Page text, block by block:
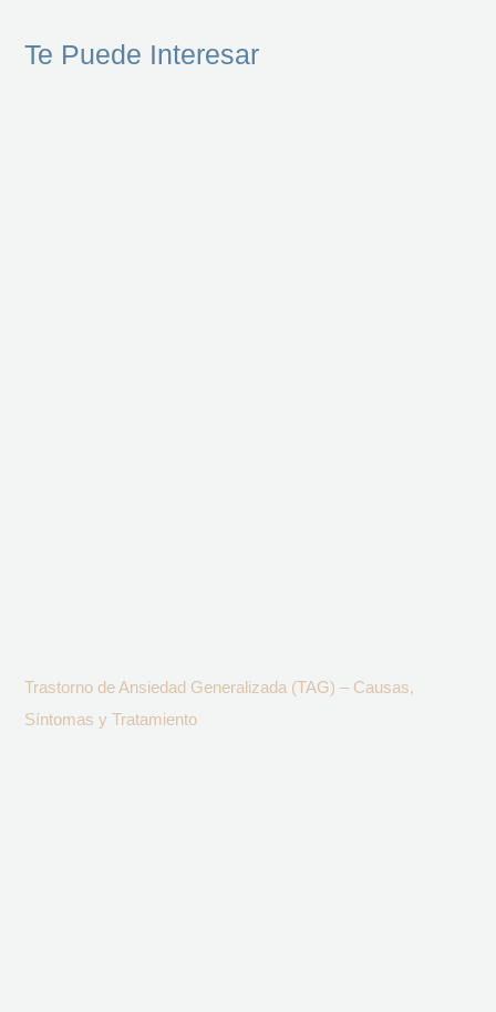
Te Puede Interesar
Trastorno de Ansiedad Generalizada (TAG) – Causas,
Síntomas y Tratamiento